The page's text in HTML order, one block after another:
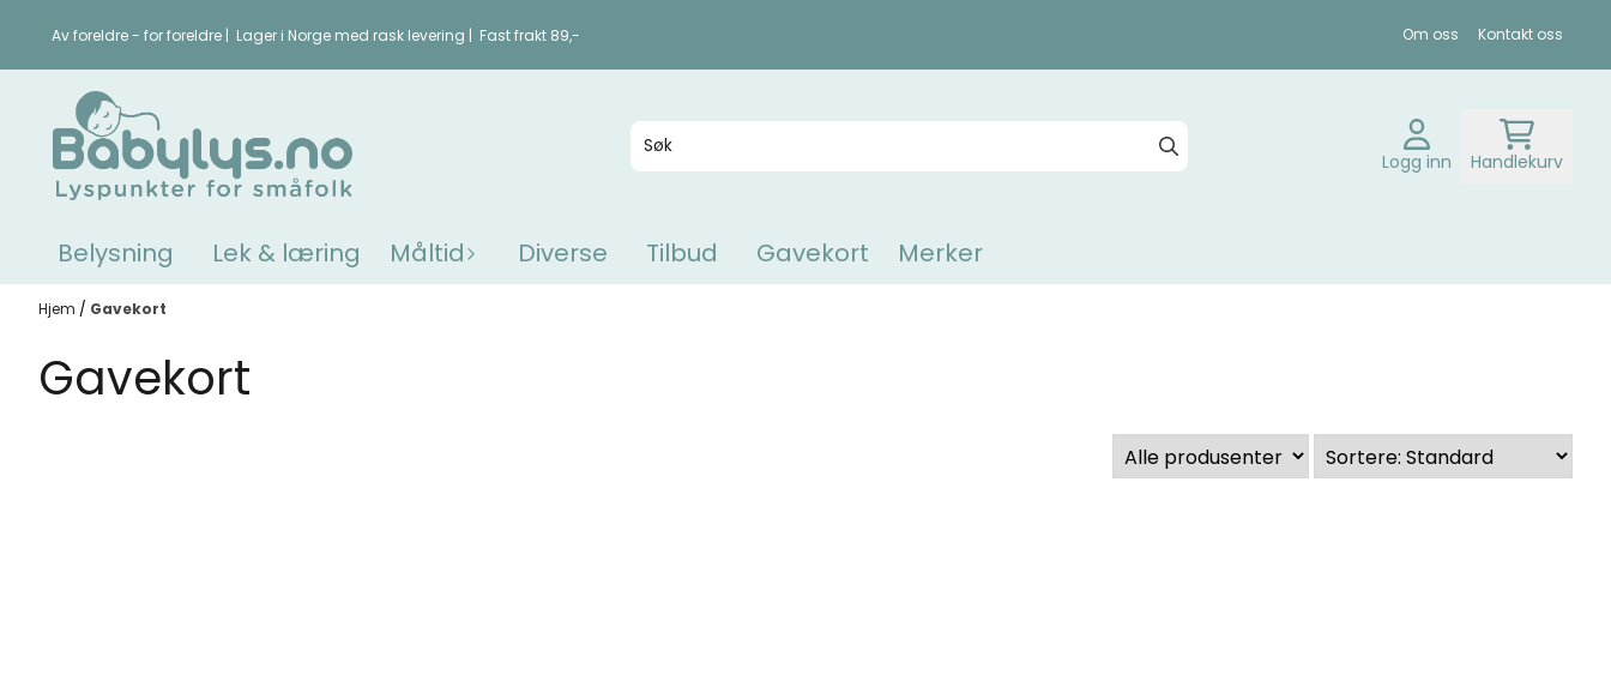
Av foreldre - for foreldre | Lager i Norge med rask levering | Fast frakt 89,- Om oss Kontakt oss
Logg inn Handlekurv
Belysning Lek & læring Måltid Diverse Tilbud Gavekort Merker
Hjem / Gavekort
Gavekort